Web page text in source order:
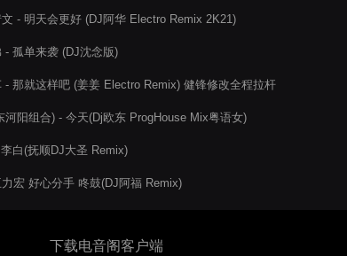
- 明天会更好 (DJ阿华 Electro Remix 2K21)
- 孤单来袭 (DJ沈念版)
- 那就这样吧 (姜姜 Electro Remix) 健锋修改全程拉杆
河阳组合) - 今天(Dj欧东 ProgHouse Mix粤语女)
白(抚顺DJ大圣 Remix)
力宏 好心分手 咚鼓(DJ阿福 Remix)
下载电音阁客户端